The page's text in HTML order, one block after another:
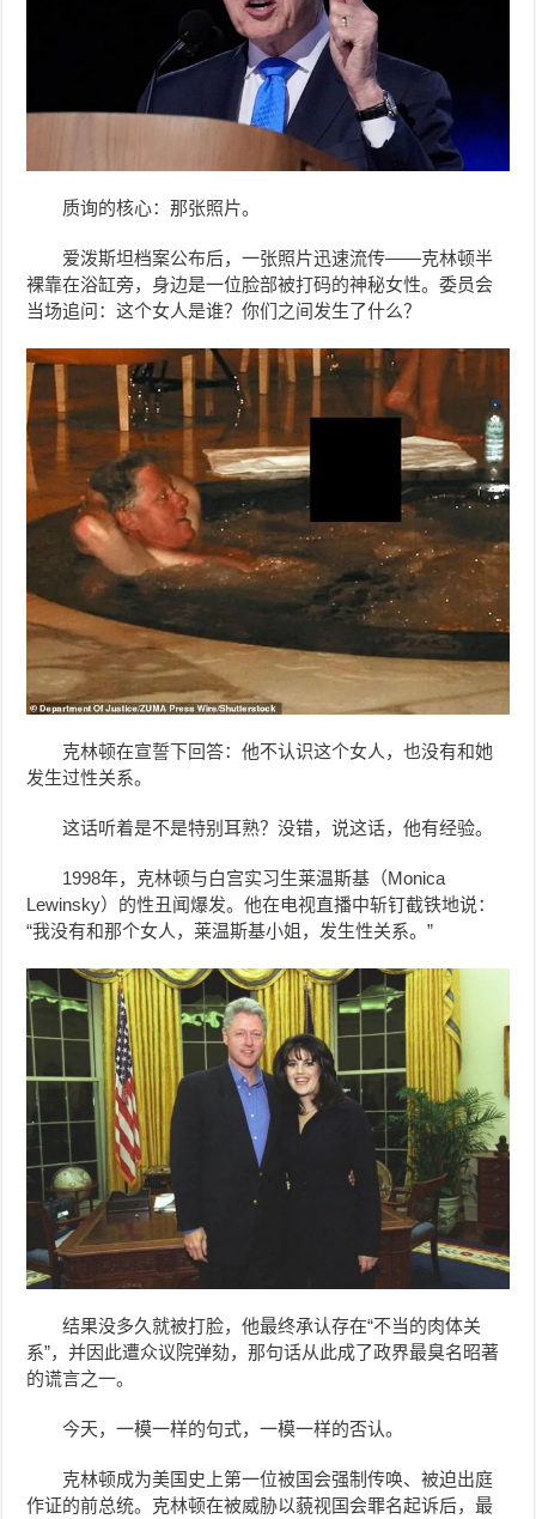
质询的核心：那张照片。
爱泼斯坦档案公布后，一张照片迅速流传——克林顿半
裸靠在浴缸旁，身边是一位脸部被打码的神秘女性。委员会
当场追问：这个女人是谁？你们之间发生了什么？
克林顿在宣誓下回答：他不认识这个女人，也没有和她
发生过性关系。
这话听着是不是特别耳熟？没错，说这话，他有经验。
1998年，克林顿与白宫实习生莱温斯基（Monica
Lewinsky）的性丑闻爆发。他在电视直播中斩钉截铁地说：
“我没有和那个女人，莱温斯基小姐，发生性关系。”
结果没多久就被打脸，他最终承认存在“不当的肉体关
系”，并因此遭众议院弹劾，那句话从此成了政界最臭名昭著
的谎言之一。
今天，一模一样的句式，一模一样的否认。
克林顿成为美国史上第一位被国会强制传唤、被迫出庭
作证的前总统。克林顿在被威胁以藐视国会罪名起诉后，最